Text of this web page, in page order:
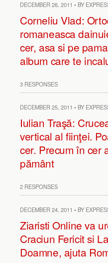
DECEMBER 26, 2011 • BY
Corneliu Vlad:
romaneasca
cer, asa si pe
album care te
3 RESPONSES
DECEMBER 25, 2011 • BY
Iulian Traşă:
vertical al fiinţei.
cer. Precum în cer
pământ
2 RESPONSES
DECEMBER 24, 2011 • BY
Ziaristi Online va
Craciun Fericit si
Doamne, ajuta